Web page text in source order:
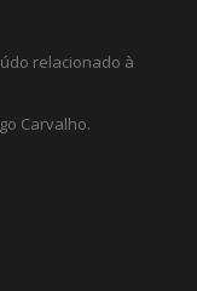
relacionado à
Carvalho.